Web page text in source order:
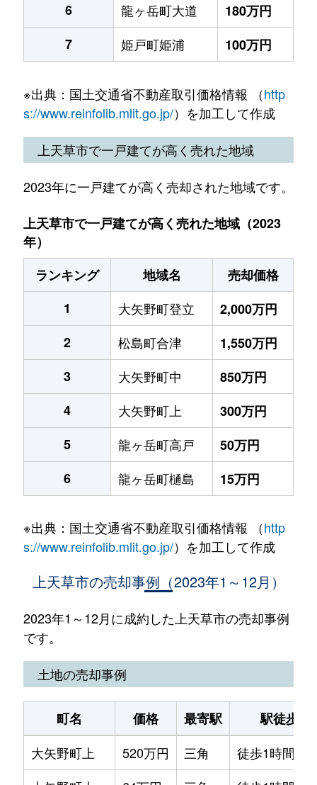
6
龍ヶ岳町大道
180万円
7
姫戸町姫浦 100万円
※出典：国土交通省不動産取引価格情報 （http
s://www.reinfolib.mlit.go.jp/）を加工して作成
上天草市で一戸建てが高く売れた地域
2023年に一戸建てが高く売却された地域です。
上天草市で一戸建てが高く売れた地域（2023
年）
ランキング
地域名
売却価格
1
大矢野町登立
2,000万円
2
松島町合津
1,550万円
3
大矢野町中
850万円
4
大矢野町上
300万円
5
龍ヶ岳町高戸
50万円
6
龍ヶ岳町樋島 15万円
※出典：国土交通省不動産取引価格情報 （http
s://www.reinfolib.mlit.go.jp/）を加工して作成
上天草市の売却事例（2023年1～12月）
2023年1～12月に成約した上天草市の売却事例
です。
土地の売却事例
町名 価格 最寄駅
駅徒歩
大矢野町上
520万円 三角
徒歩1時間45